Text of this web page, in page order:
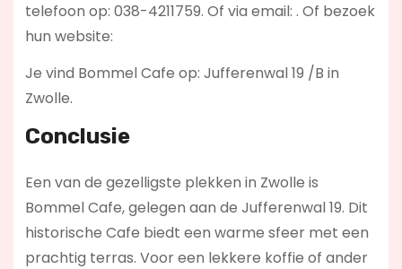
telefoon op: 038-4211759. Of via email: . Of bezoek
hun website:
Je vind Bommel Cafe op: Jufferenwal 19 /B in
Zwolle.
Conclusie
Een van de gezelligste plekken in Zwolle is
Bommel Cafe, gelegen aan de Jufferenwal 19. Dit
historische Cafe biedt een warme sfeer met een
prachtig terras. Voor een lekkere koffie of ander